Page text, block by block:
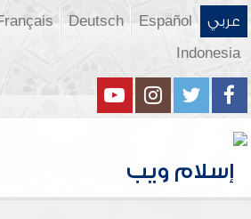
عربي Español
Deutsch
Indonesia